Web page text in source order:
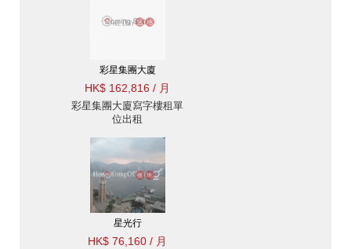
彩星集團大廈
HK$ 162,816 / 月
彩星集團大廈寫字樓租單
位出租
星光行
HK$ 76,160 / 月